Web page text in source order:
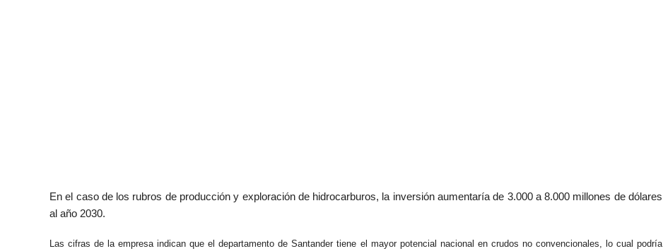
En el caso de los rubros de producción y exploración de hidrocarburos, la inversión aumentaría de 3.000 a 8.000 millones de dólares
al año 2030.
Las cifras de la empresa indican que el departamento de Santander tiene el mayor potencial nacional en crudos no convencionales, lo cual podría